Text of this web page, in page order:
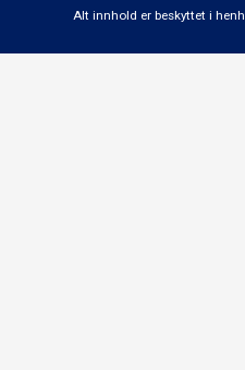
Alt innhold er beskyttet i